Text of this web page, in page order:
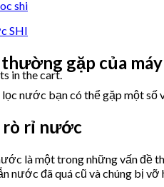
in the cart.
SHI
gặp của
nước bạn có thể gặp một số
rò rỉ nước
là một trong những vấn đề
nước đã quá cũ và chúng bị